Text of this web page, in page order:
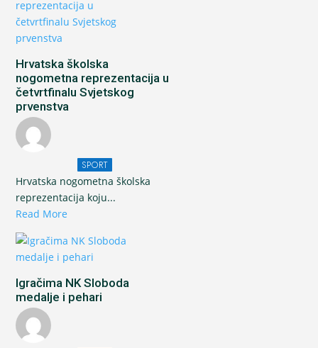
Hrvatska školska
nogometna reprezentacija u
četvrtfinalu Svjetskog
prvenstva
SPORT
Hrvatska nogometna školska
reprezentacija koju...
Read More
Igračima NK Sloboda
medalje i pehari